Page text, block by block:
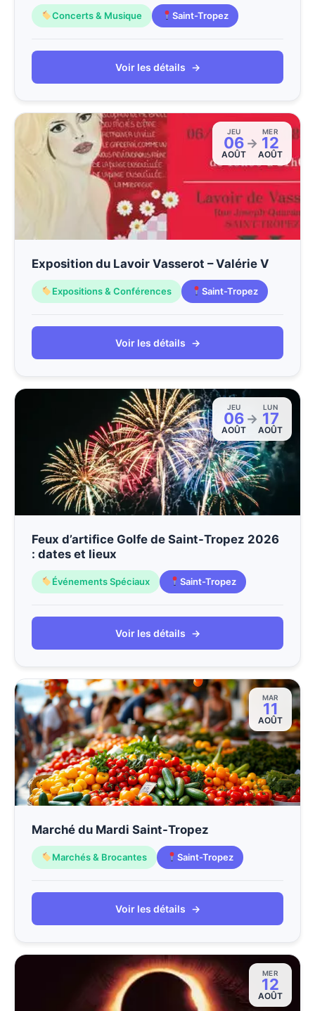
Concerts & Musique Saint-Tropez
Voir les détails →
JEU
06
AOÛT
→
MER
12
AOÛT
Exposition du Lavoir Vasserot – Valérie V
Expositions & Conférences Saint-Tropez
Voir les détails →
JEU
06
AOÛT
→
LUN
17
AOÛT
Feux d’artifice Golfe de Saint-Tropez 2026
: dates et lieux
Événements Spéciaux Saint-Tropez
Voir les détails →
MAR
11
AOÛT
Marché du Mardi Saint-Tropez
Marchés & Brocantes Saint-Tropez
Voir les détails →
MER
12
AOÛT